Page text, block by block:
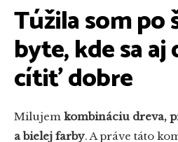
Túžila som
byte, kde sa
cítiť dobre
Milujem kombináciu dreva,
a bielej farby. A práve táto